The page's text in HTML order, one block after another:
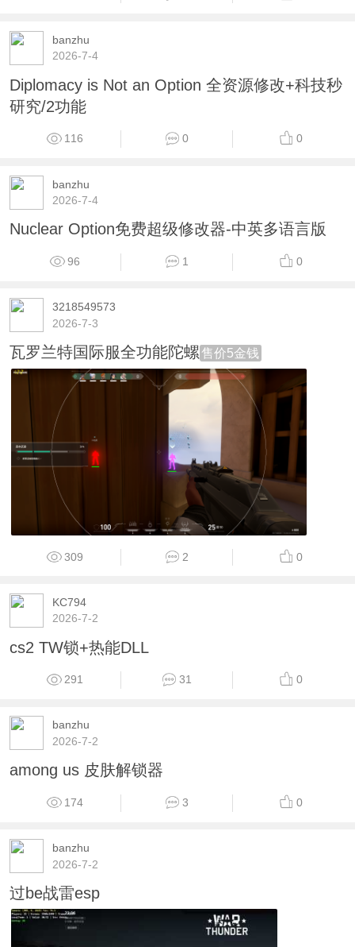
banzhu
2026-7-4
Diplomacy is Not an Option 全资源修改+科技秒
研究/2功能
116 0 0
banzhu
2026-7-4
Nuclear Option免费超级修改器-中英多语言版
96 1 0
3218549573
2026-7-3
瓦罗兰特国际服全功能陀螺 售价5金钱
309 2 0
KC794
2026-7-2
cs2 TW锁+热能DLL
291 31 0
banzhu
2026-7-2
among us 皮肤解锁器
174 3 0
banzhu
2026-7-2
过be战雷esp